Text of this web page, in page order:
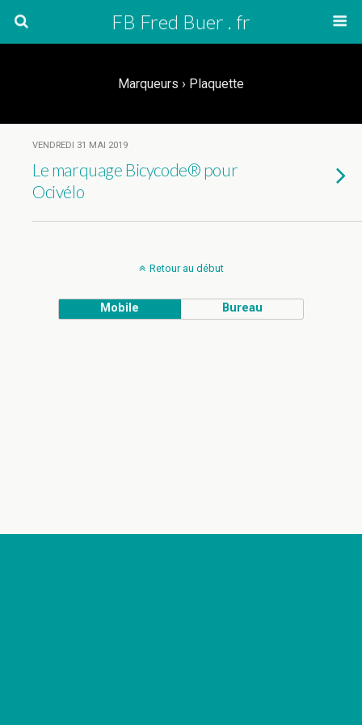
FB Fred Buer . fr
Marqueurs › Plaquette
VENDREDI 31 MAI 2019
Le marquage Bicycode® pour
Ocivélo
Retour au début
Mobile Bureau